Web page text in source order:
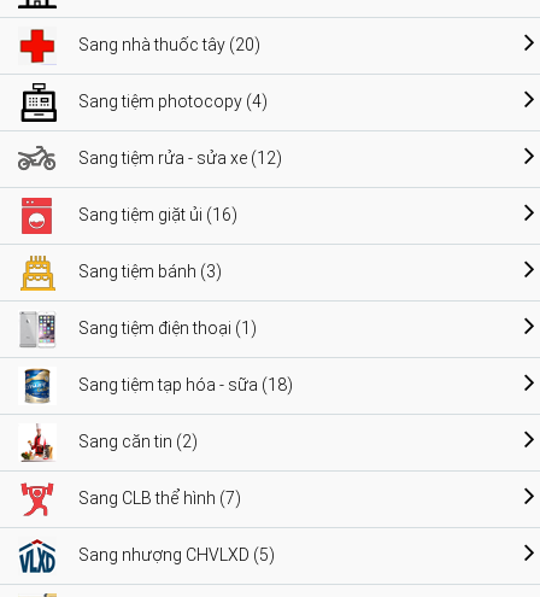
Sang nhà thuốc tây (20)
Sang tiệm photocopy (4)
Sang tiệm rửa - sửa xe (12)
Sang tiệm giặt ủi (16)
Sang tiệm bánh (3)
Sang tiệm điện thoại (1)
Sang tiệm tạp hóa - sữa (18)
Sang căn tin (2)
Sang CLB thể hình (7)
Sang nhượng CHVLXD (5)